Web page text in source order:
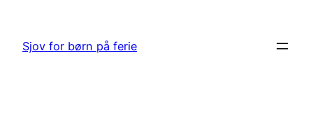
indhold
Sjov for børn på ferie